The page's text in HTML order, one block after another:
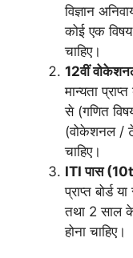
विज्ञान
कोई एक विषय)
चाहिए।
12वीं
मान्यता
से (गणित
(वोकेशनल /
चाहिए।
ITI पास
प्राप्त बोर्ड
तथा 2 साल
होना चाहिए।